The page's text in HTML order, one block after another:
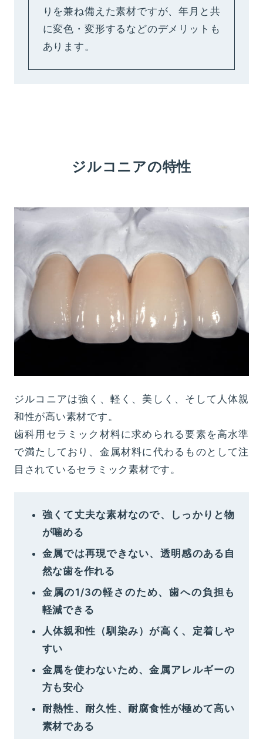
りを兼ね備えた素材ですが、年月と共
に変色・変形するなどのデメリットも
あります。
ジルコニアの特性
ジルコニアは強く、軽く、美しく、そして人体親
和性が高い素材です。
歯科用セラミック材料に求められる要素を高水準
で満たしており、金属材料に代わるものとして注
目されているセラミック素材です。
強くて丈夫な素材なので、しっかりと物
が噛める
金属では再現できない、透明感のある自
然な歯を作れる
金属の1/3の軽さのため、歯への負担も
軽減できる
人体親和性（馴染み）が高く、定着しや
すい
金属を使わないため、金属アレルギーの
方も安心
耐熱性、耐久性、耐腐食性が極めて高い
素材である